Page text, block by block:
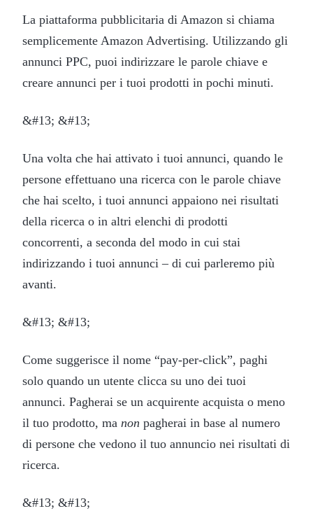
La piattaforma pubblicitaria di Amazon si chiama
semplicemente Amazon Advertising. Utilizzando gli
annunci PPC, puoi indirizzare le parole chiave e
creare annunci per i tuoi prodotti in pochi minuti.
&#13; &#13;
Una volta che hai attivato i tuoi annunci, quando le
persone effettuano una ricerca con le parole chiave
che hai scelto, i tuoi annunci appaiono nei risultati
della ricerca o in altri elenchi di prodotti
concorrenti, a seconda del modo in cui stai
indirizzando i tuoi annunci – di cui parleremo più
avanti.
&#13; &#13;
Come suggerisce il nome “pay-per-click”, paghi
solo quando un utente clicca su uno dei tuoi
annunci. Pagherai se un acquirente acquista o meno
il tuo prodotto, ma non pagherai in base al numero
di persone che vedono il tuo annuncio nei risultati di
ricerca.
&#13; &#13;